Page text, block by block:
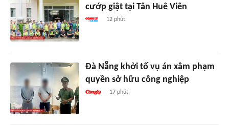
cướp giật tại Tân Huê Viên
12 phút
Đà Nẵng khởi tố vụ án xâm phạm
quyền sở hữu công nghiệp
17 phút